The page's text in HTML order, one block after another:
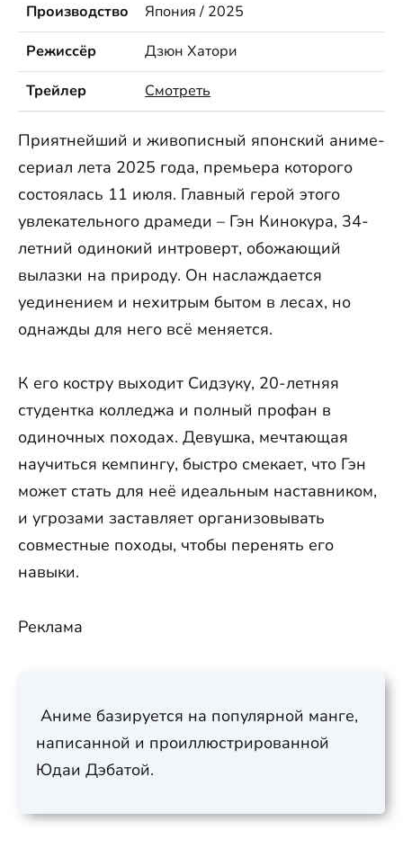
Производство
Япония / 2025
Режиссёр
Дзюн Хатори
Трейлер
Смотреть
Приятнейший и живописный японский аниме-
сериал лета 2025 года, премьера которого
состоялась 11 июля. Главный герой этого
увлекательного драмеди – Гэн Кинокура, 34-
летний одинокий интроверт, обожающий
вылазки на природу. Он наслаждается
уединением и нехитрым бытом в лесах, но
однажды для него всё меняется.
К его костру выходит Сидзуку, 20-летняя
студентка колледжа и полный профан в
одиночных походах. Девушка, мечтающая
научиться кемпингу, быстро смекает, что Гэн
может стать для неё идеальным наставником,
и угрозами заставляет организовывать
совместные походы, чтобы перенять его
навыки.
Реклама
Аниме базируется на популярной манге,
написанной и проиллюстрированной
Юдаи Дэбатой.